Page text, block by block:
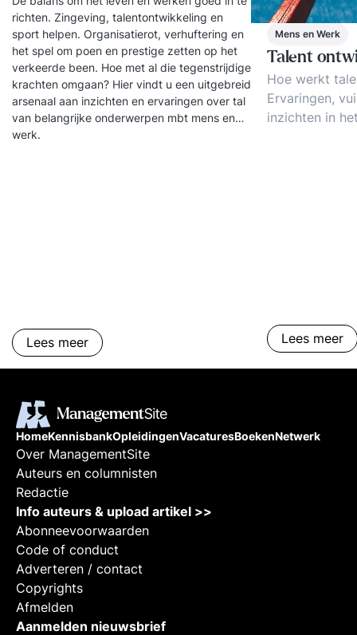
richten. Zingeving, talentontwikkeling en
sport helpen. Organisatierot, verhuftering en
het spel om poen en prestige zetten op het
verkeerde been. Hoe met al die tegenstrijdige
krachten omgaan? Hier vindt u een uitgebreid
arsenaal aan inzichten en ervaringen over tal
van belangrijke onderwerpen mbt mens en
werk.
Lees meer
Mens en Werk
Talent
Hoe werkt
Ervaringen,
inzichten in
Lees meer
HomeKennisbankOpleidingenVacaturesBoekenNetwerk
Over ManagementSite
Auteurs en columnisten
Redactie
Info auteurs & upload artikel >>
Abonneevoorwaarden
Code of conduct
Adverteren / contact
Copyrights
Afmelden
Aanmelden nieuwsbrief